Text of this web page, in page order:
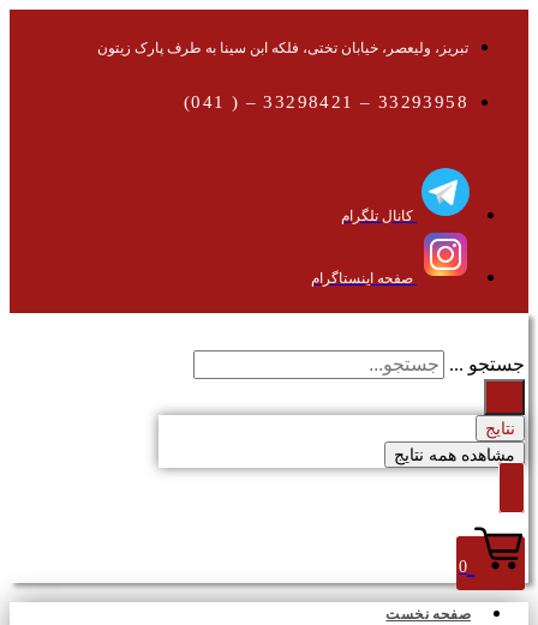
تبریز، ولیعصر، خیابان تختی، فلکه ابن سینا به طرف پارک زیتون
33293958 – 33298421 – ( 041)
کانال تلگرام
صفحه اینستاگرام
جستجو ...
نتایج
مشاهده همه نتایج
0
صفحه نخست